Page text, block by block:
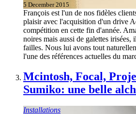
5 December 2015
François est l'un de nos fidèles
plaisir avec l'acquisition d'un drive
compétition en cette fin d'année.
noires mais aussi de galettes
failles. Nous lui avons tout
l'une des références actuelles du
Mcintosh, Focal,
Sumiko: une belle
Installations